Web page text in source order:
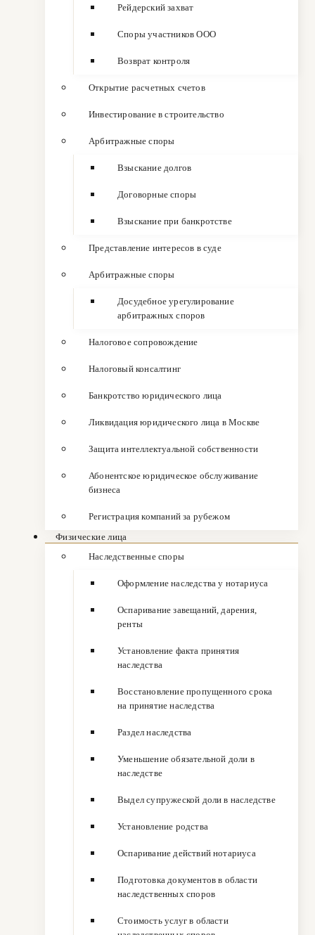
Рейдерский захват
Споры участников ООО
Возврат контроля
Открытие расчетных счетов
Инвестирование в строительство
Арбитражные споры
Взыскание долгов
Договорные споры
Взыскание при банкротстве
Представление интересов в суде
Арбитражные споры
Досудебное урегулирование
арбитражных споров
Налоговое сопровождение
Налоговый консалтинг
Банкротство юридического лица
Ликвидация юридического лица в Москве
Защита интеллектуальной собственности
Абонентское юридическое обслуживание
бизнеса
Регистрация компаний за рубежом
Физические лица
Наследственные споры
Оформление наследства у нотариуса
Оспаривание завещаний, дарения,
ренты
Установление факта принятия
наследства
Восстановление пропущенного срока
на принятие наследства
Раздел наследства
Уменьшение обязательной доли в
наследстве
Выдел супружеской доли в наследстве
Установление родства
Оспаривание действий нотариуса
Подготовка документов в области
наследственных споров
Стоимость услуг в области